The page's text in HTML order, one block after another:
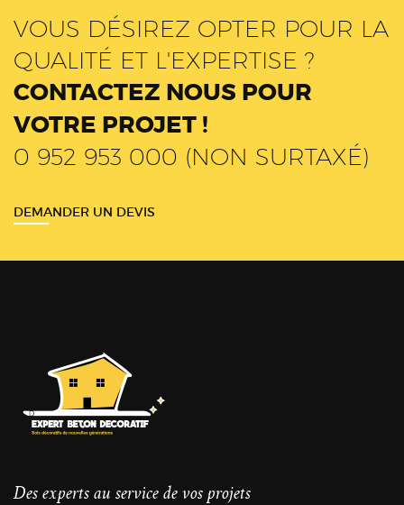
VOUS DÉSIREZ OPTER POUR LA
QUALITÉ ET L'EXPERTISE ?
CONTACTEZ NOUS POUR
VOTRE PROJET !
0 952 953 000 (NON SURTAXÉ)
DEMANDER UN DEVIS
Des experts au service de vos projets